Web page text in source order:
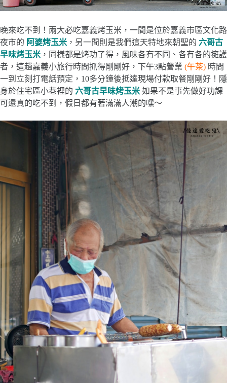
晚來吃不到！兩大必吃嘉義烤玉米，一間是位於嘉義市區文化路
夜市的 阿婆烤玉米 ，另一間則是我們這天特地來朝聖的 六哥古
早味烤玉米 ，同樣都是烤功了得，風味各有不同、各有各的擁護
者，這趟嘉義小旅行時間抓得剛剛好，下午3點營業 (午茶) 時間
一到立刻打電話預定，10多分鐘後抵達現場付款取餐剛剛好！隱
身於住宅區小巷裡的 六哥古早味烤玉米 如果不是事先做好功課
可還真的吃不到，假日都有著滿滿人潮的嘿～